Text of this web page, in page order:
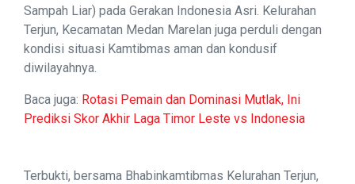
Sampah Liar) pada Gerakan Indonesia Asri. Kelurahan
Terjun, Kecamatan Medan Marelan juga perduli dengan
kondisi situasi Kamtibmas aman dan kondusif
diwilayahnya.
Baca juga: Rotasi Pemain dan Dominasi Mutlak, Ini
Prediksi Skor Akhir Laga Timor Leste vs Indonesia
Terbukti, bersama Bhabinkamtibmas Kelurahan Terjun,